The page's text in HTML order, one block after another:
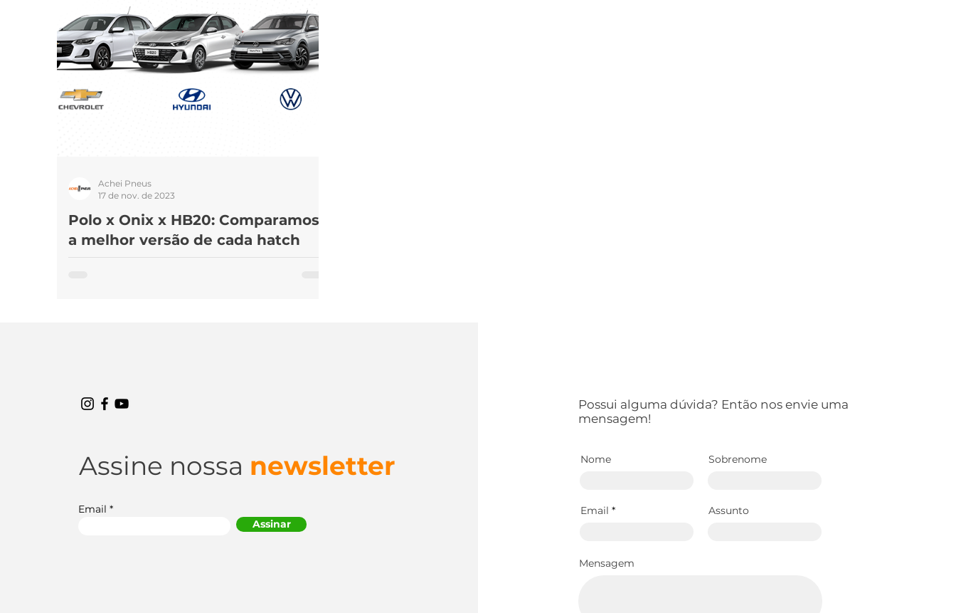
Polo x Onix x HB20: Comparamos
a melhor versão de cada hatch
Achei Pneus
17 de nov. de 2023
Assine nossa newsletter
Email
Assinar
Possui alguma dúvida? Então nos envie uma
mensagem!
Nome Sobrenome
Email Assunto
Mensagem